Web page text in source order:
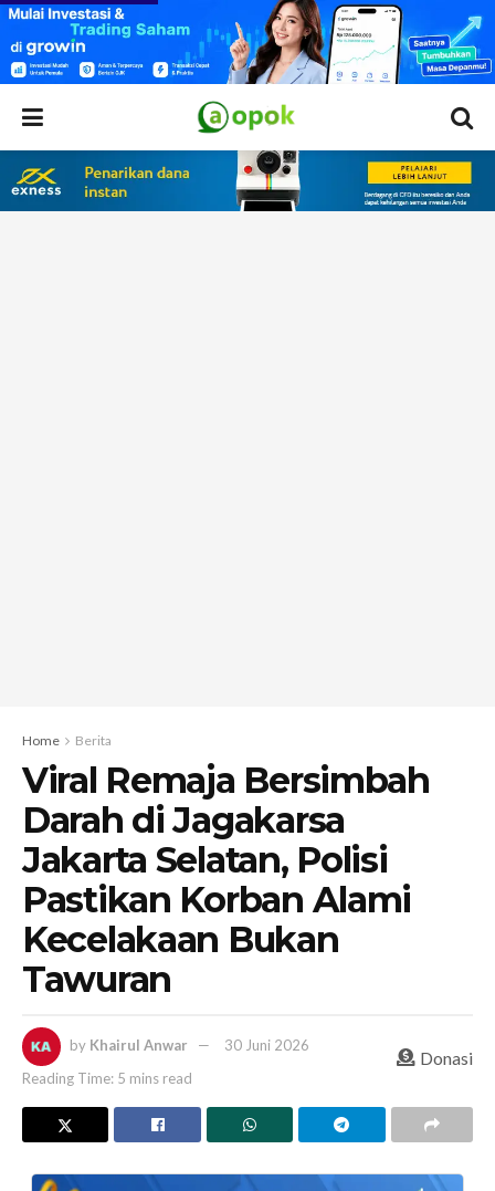
Home Berita
Viral Remaja Bersimbah
Darah di Jagakarsa
Jakarta Selatan, Polisi
Pastikan Korban Alami
Kecelakaan Bukan
Tawuran
by Khairul Anwar
30 Juni 2026
Reading Time: 5 mins read
Donasi